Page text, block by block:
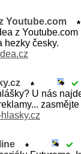
Youtube.com
z
hezky česky.
U nás